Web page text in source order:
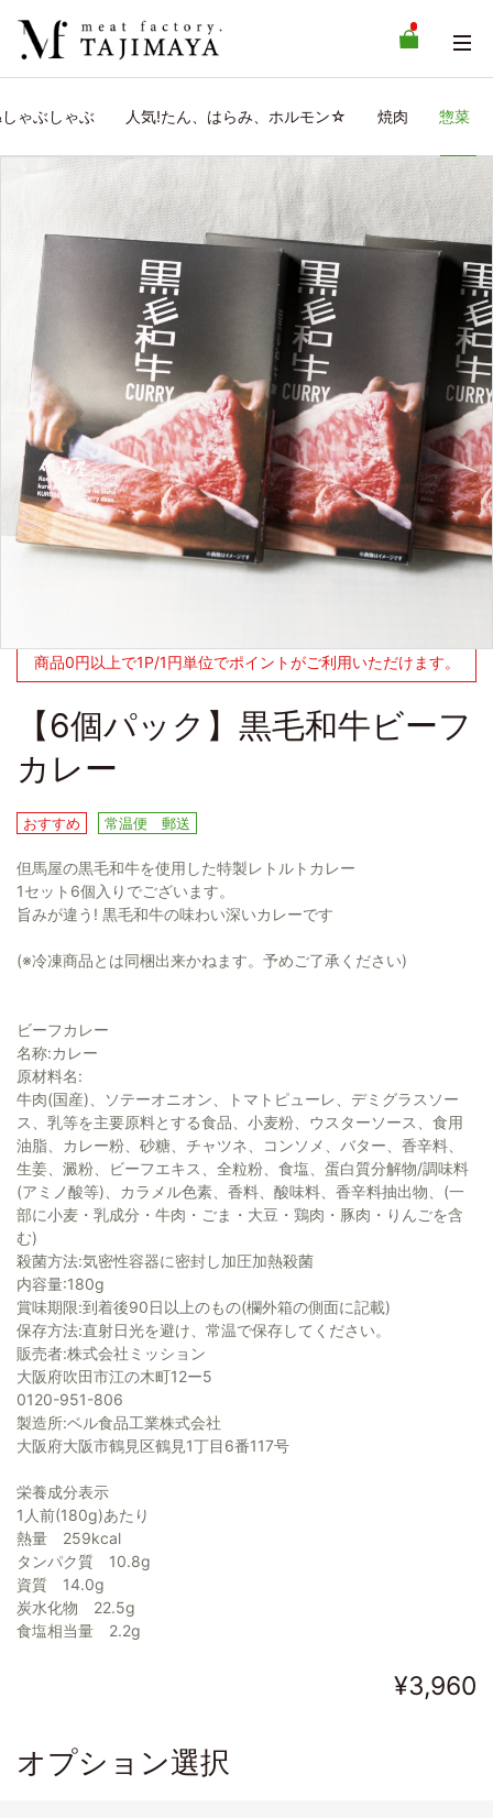
ゃぶしゃぶ 人気!たん、はらみ、ホルモン☆ 焼肉 惣菜
商品0円以上で1P/1円単位でポイントがご利用いただけます。
【6個パック】黒毛和牛ビーフ
カレー
おすすめ 常温便 郵送
但馬屋の黒毛和牛を使用した特製レトルトカレー
1セット6個入りでございます。
旨みが違う! 黒毛和牛の味わい深いカレーです
(※冷凍商品とは同梱出来かねます。予めご了承ください)
ビーフカレー
名称:カレー
原材料名:
牛肉(国産)、ソテーオニオン、トマトピューレ、デミグラスソー
ス、乳等を主要原料とする食品、小麦粉、ウスターソース、食用
油脂、カレー粉、砂糖、チャツネ、コンソメ、バター、香辛料、
生姜、澱粉、ビーフエキス、全粒粉、食塩、蛋白質分解物/調味料
(アミノ酸等)、カラメル色素、香料、酸味料、香辛料抽出物、(一
部に小麦・乳成分・牛肉・ごま・大豆・鶏肉・豚肉・りんごを含
む)
殺菌方法:気密性容器に密封し加圧加熱殺菌
内容量:180g
賞味期限:到着後90日以上のもの(欄外箱の側面に記載)
保存方法:直射日光を避け、常温で保存してください。
販売者:株式会社ミッション
大阪府吹田市江の木町12ー5
0120-951-806
製造所:ベル食品工業株式会社
大阪府大阪市鶴見区鶴見1丁目6番117号
栄養成分表示
1人前(180g)あたり
熱量 259kcal
タンパク質 10.8g
資質 14.0g
炭水化物 22.5g
食塩相当量 2.2g
¥3,960
オプション選択